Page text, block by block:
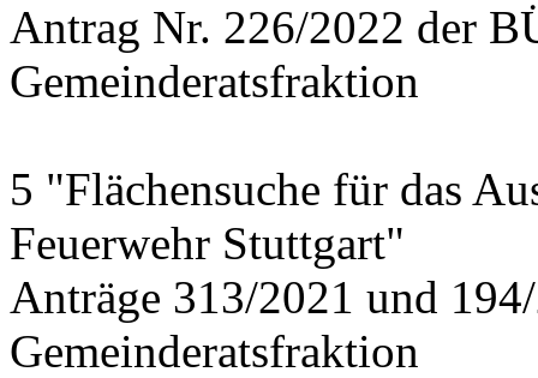
Antrag Nr. 226/2022 der
Gemeinderatsfraktion
5 "Flächensuche für das
Feuerwehr Stuttgart"
Anträge 313/2021 und
Gemeinderatsfraktion